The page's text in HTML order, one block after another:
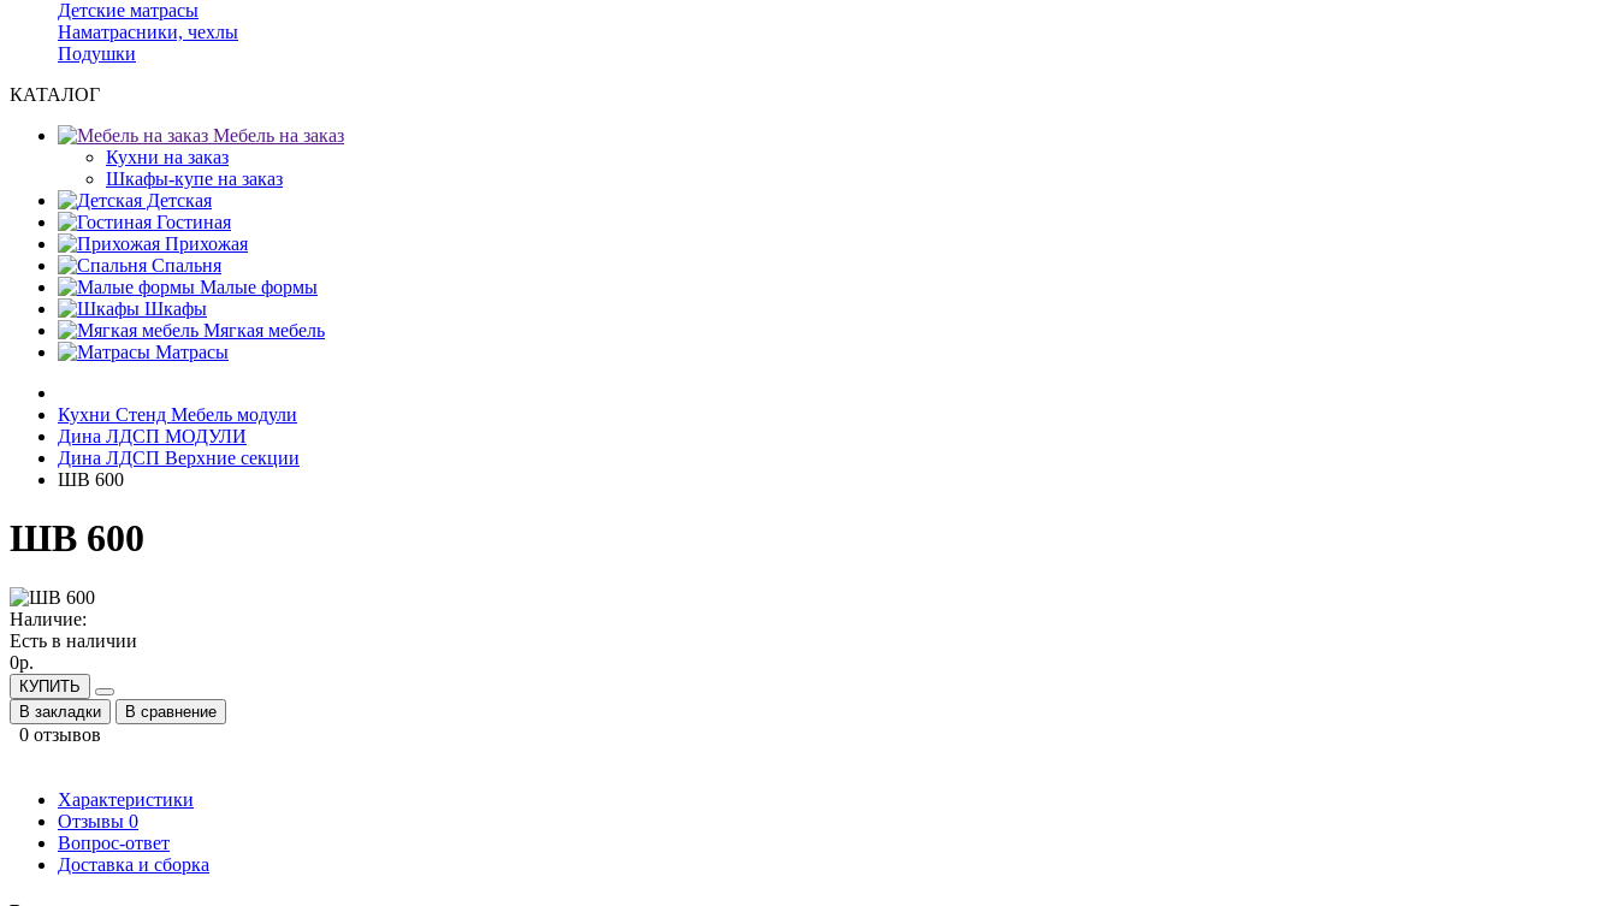
Детские матрасы
Наматрасники, чехлы
Подушки
КАТАЛОГ
Мебель на заказ
Кухни на заказ
Шкафы-купе на заказ
Детская
Гостиная
Прихожая
Спальня
Малые формы
Шкафы
Мягкая мебель
Матрасы
Кухни Стенд Мебель модули
Дина ЛДСП МОДУЛИ
Дина ЛДСП Верхние секции
ШВ 600
ШВ 600
Наличие:
Есть в наличии
0р.
КУПИТЬ
В закладки
В сравнение
0 отзывов
Характеристики
Отзывы 0
Вопрос-ответ
Доставка и сборка